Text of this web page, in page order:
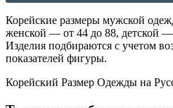
Корейские размеры мужской
женской — от 44 до 88, детской —
Изделия подбираются с учетом
показателей фигуры.
Корейский Размер Одежды на